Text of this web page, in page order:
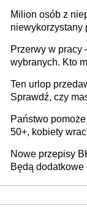
Milion osób z
niewykorzystany
dofinansowań
stronie systemu i
pracodawców
Przerwy w pracy
wybranych. Kto
Ten urlop
Sprawdź, czy
Państwo
50+, kobiety
osoby
na rzecz
Nowe przepisy
Będą